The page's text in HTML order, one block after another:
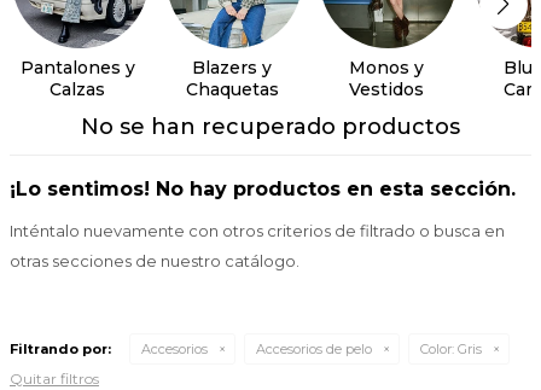
Pantalones y
Calzas
Blazers y
Chaquetas
Monos y
Vestidos
No se han recuperado productos
¡Lo sentimos! No hay productos en esta sección.
Inténtalo nuevamente con otros criterios de filtrado o busca en
otras secciones de nuestro catálogo.
Filtrando por: Accesorios Accesorios de pelo Color: Gris
Quitar filtros